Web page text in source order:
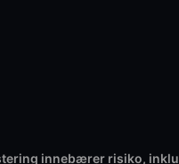
innebærer risiko,